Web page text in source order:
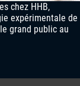
chez HHB,
expérimentale de
grand public au